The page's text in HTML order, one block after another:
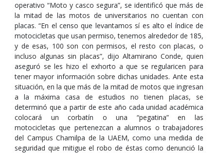
operativo “Moto y casco segura”, se identificó que más de
la mitad de las motos de universitarios no cuentan con
placas. “En el censo que levantamos sí es alto el índice de
motocicletas que usan permiso, tenemos alrededor de 185,
y de esas, 100 son con permisos, el resto con placas, o
incluso algunas sin placas”, dijo Altamirano Conde, quien
aseguró se les hizo el exhorto a que se regularicen para
tener mayor información sobre dichas unidades. Ante esta
situación, en la que más de la mitad de motos que ingresan
a la máxima casa de estudios no tienen placas, se
determinó que a partir de este año cada unidad académica
colocará un corbatín o una “pegatina” en las
motocicletas que pertenezcan a alumnos o trabajadores
del Campus Chamilpa de la UAEM, como una medida de
seguridad que mitigue el robo de éstas como denunció la